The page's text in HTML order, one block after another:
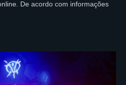
De acordo com informações